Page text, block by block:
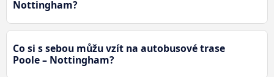
Nottingham?
Co si s sebou můžu vzít na autobusové trase
Poole – Nottingham?